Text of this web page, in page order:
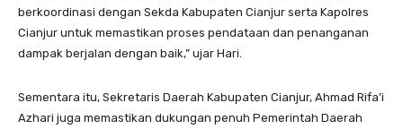
berkoordinasi dengan Sekda Kabupaten Cianjur serta Kapolres
Cianjur untuk memastikan proses pendataan dan penanganan
dampak berjalan dengan baik,” ujar Hari.
Sementara itu, Sekretaris Daerah Kabupaten Cianjur, Ahmad Rifa’i
Azhari juga memastikan dukungan penuh Pemerintah Daerah